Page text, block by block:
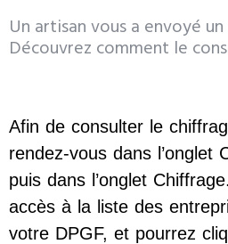
Un artisan vous a envoyé
Découvrez comment le
Afin de consulter le
rendez-vous dans l’onglet
puis dans l’onglet
accès à la liste des
votre DPGF, et pourrez